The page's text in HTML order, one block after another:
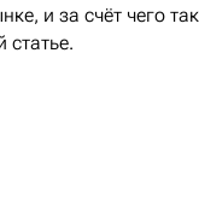
и за счёт чего